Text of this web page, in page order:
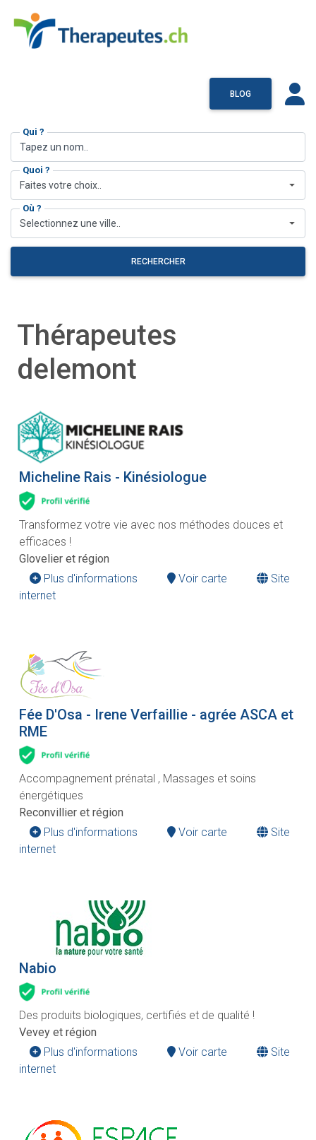
BLOG
Qui ?
Quoi ?
Faites votre choix..
Où ?
Selectionnez une ville..
RECHERCHER
Thérapeutes
delemont
Micheline Rais - Kinésiologue
Transformez votre vie avec nos méthodes douces et
efficaces !
Glovelier et région
Plus d'informations
Voir carte
Site
internet
Fée D'Osa - Irene Verfaillie - agrée ASCA et
RME
Accompagnement prénatal , Massages et soins
énergétiques
Reconvillier et région
Plus d'informations
Voir carte
Site
internet
Nabio
Des produits biologiques, certifiés et de qualité !
Vevey et région
Plus d'informations
Voir carte
Site
internet